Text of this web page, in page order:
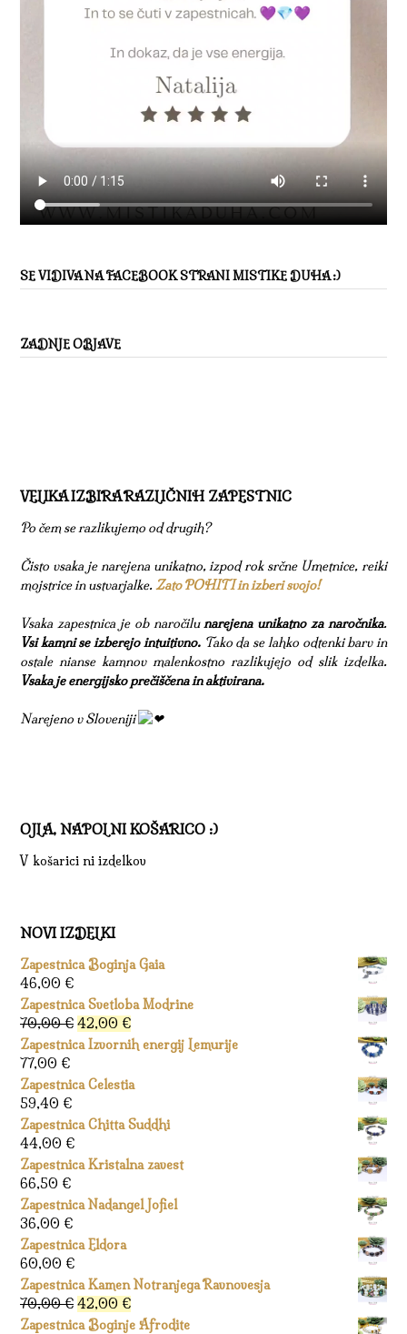
SE VIDIVA NA FACEBOOK STRANI MISTIKE DUHA :)
ZADNJE OBJAVE
VELIKA IZBIRA RAZLIČNIH ZAPESTNIC
Po čem se razlikujemo od drugih?
Čisto vsaka je narejena unikatno, izpod rok srčne Umetnice, reiki
mojstrice in ustvarjalke.Zato POHITI in izberi svojo!
Vsaka zapestnica je ob naročilunarejena unikatno za naročnika.
Vsi kamni se izberejo intuitivno.Tako da se lahko odtenki barv in
ostale nianse kamnov malenkostno razlikujejo od slik izdelka.
Vsaka je energijsko prečiščena in aktivirana.
Narejeno v Sloveniji
OJLA, NAPOLNI KOŠARICO :)
V košarici ni izdelkov
NOVI IZDELKI
Zapestnica Boginja Gaia
46,00 €
Zapestnica Svetloba Modrine
70,00€ Izvirna
cena
bila:
42,00 €Trenutna
cena
42,00 €.
Zapestnica Izvornih energij Lemurije
77,00 €
Zapestnica Celestia
59,40 €
Zapestnica Chitta Suddhi
44,00 €
Zapestnica Kristalna zavest
66,50 €
Zapestnica Nadangel Jofiel
36,00 €
Zapestnica Eldora
60,00 €
Zapestnica Kamen Notranjega Ravnovesja
70,00€ Izvirna
cena
42,00 €Trenutna
cena
Zapestnica Boginje Afrodite